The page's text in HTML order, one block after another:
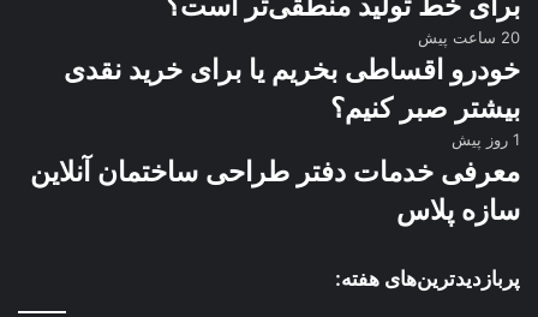
20 ساعت پیش
خودرو اقساطی بخریم یا برای خرید نقدی
بیشتر صبر کنیم؟
1 روز پیش
معرفی خدمات دفتر طراحی ساختمان آنلاین
سازه پلاس
پربازدیدترین‌های هفته: